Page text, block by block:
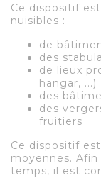
Ce dispositif
nuisibles :
de
des
de lieux
hangar, ...)
des
des
fruitiers
Ce dispositif
moyennes.
temps, il est